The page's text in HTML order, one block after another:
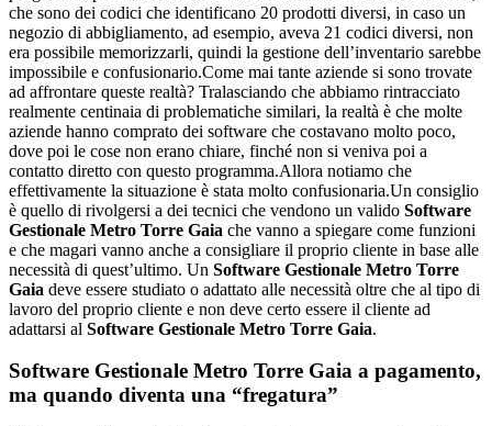
che sono dei codici che identificano 20 prodotti diversi, in caso un
negozio di abbigliamento, ad esempio, aveva 21 codici diversi, non
era possibile memorizzarli, quindi la gestione dell’inventario sarebbe
impossibile e confusionario.Come mai tante aziende si sono trovate
ad affrontare queste realtà? Tralasciando che abbiamo rintracciato
realmente centinaia di problematiche similari, la realtà è che molte
aziende hanno comprato dei software che costavano molto poco,
dove poi le cose non erano chiare, finché non si veniva poi a
contatto diretto con questo programma.Allora notiamo che
effettivamente la situazione è stata molto confusionaria.Un consiglio
è quello di rivolgersi a dei tecnici che vendono un valido Software
Gestionale Metro Torre Gaia che vanno a spiegare come funzioni
e che magari vanno anche a consigliare il proprio cliente in base alle
necessità di quest’ultimo. Un Software Gestionale Metro Torre
Gaia deve essere studiato o adattato alle necessità oltre che al tipo di
lavoro del proprio cliente e non deve certo essere il cliente ad
adattarsi al Software Gestionale Metro Torre Gaia.
Software Gestionale Metro Torre Gaia a pagamento,
ma quando diventa una “fregatura”